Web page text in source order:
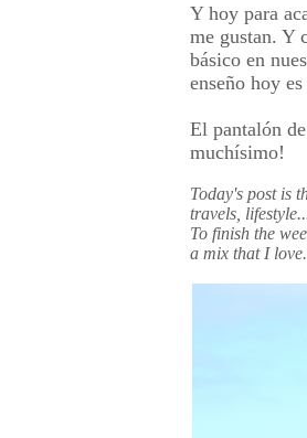
Y hoy para
me gustan. Y
básico en
enseño hoy
El pantalón
muchísimo!
Today's post is
travels,
To finish the
a mix that I love.